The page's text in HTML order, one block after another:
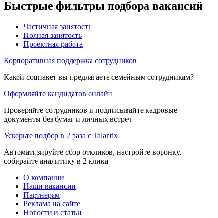
Быстрые фильтры подбора вакансий
Частичная занятость
Полная занятость
Проектная работа
Корпоративная поддержка сотрудников
Какой соцпакет вы предлагаете семейным сотрудникам?
Оформляйте кандидатов онлайн
Проверяйте сотрудников и подписывайте кадровые
документы без бумаг и личных встреч
Ускорьте подбор в 2 раза с Talantix
Автоматизируйте сбор откликов, настройте воронку,
собирайте аналитику в 2 клика
О компании
Наши вакансии
Партнерам
Реклама на сайте
Новости и статьи